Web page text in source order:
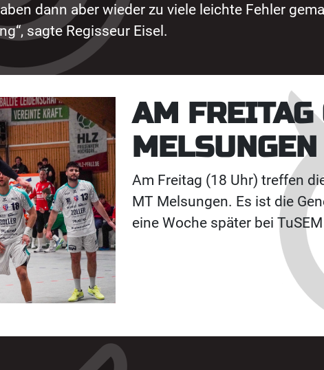
dann aber wieder zu viele leichte Fehler
sagte Regisseur Eisel.
AM FREITAG
MELSUNGEN
Am Freitag (18 Uhr) treffen
MT Melsungen. Es ist die
eine Woche später bei